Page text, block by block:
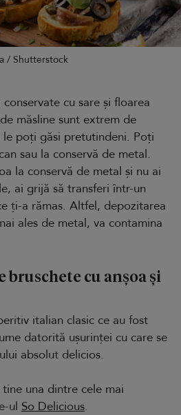
/ Shutterstock
cu sare și floarea
măsline sunt extrem de
le poți găsi pretutindeni. Poți
sau la conservă de metal.
la conservă de metal și nu ai
ai grijă să transferi într-un
ți-a rămas. Altfel, depozitarea
ales de metal, va contamina
bruschete cu anșoa și
italian clasic ce au fost
datorită ușurinței cu care se
absolut delicios.
una dintre cele mai
ul So Delicious.